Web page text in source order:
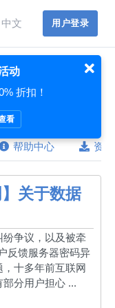
中文 用户登录
帮助中心 资
】关于数据
争议，以及被牵
馈服务器密码异
十多年前互联网
分用户担心 ...
动
折扣！
看